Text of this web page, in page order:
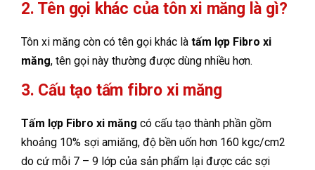
2. Tên gọi khác của tôn xi măng là gì?
Tôn xi măng còn có tên gọi khác là tấm lợp Fibro xi
măng, tên gọi này thường được dùng nhiều hơn.
3. Cấu tạo tấm fibro xi măng
Tấm lợp Fibro xi măng có cấu tạo thành phần gồm
khoảng 10% sợi amiăng, độ bền uốn hơn 160 kgc/cm2
do cứ mỗi 7 – 9 lớp của sản phẩm lại được các sợi